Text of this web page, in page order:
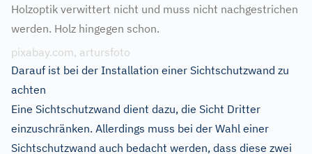
Holzoptik verwittert nicht und muss nicht nachgestrichen
werden. Holz hingegen schon.
pixabay.com, artursfoto
Darauf ist bei der Installation einer Sichtschutzwand zu
achten
Eine Sichtschutzwand dient dazu, die Sicht Dritter
einzuschränken. Allerdings muss bei der Wahl einer
Sichtschutzwand auch bedacht werden, dass diese zwei